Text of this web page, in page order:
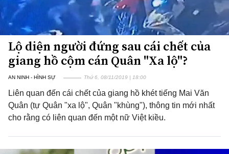
Lộ diện người đứng sau cái chết của
giang hồ cộm cán Quân "Xa lộ"?
AN NINH - HÌNH SỰ Thứ 6, 08/11/2019 | 18:00
Liên quan đến cái chết của giang hồ khét tiếng Mai Văn
Quân (tự Quân "xa lộ", Quân "khùng"), thông tin mới nhất
cho rằng có liên quan đến một nữ Việt kiều.